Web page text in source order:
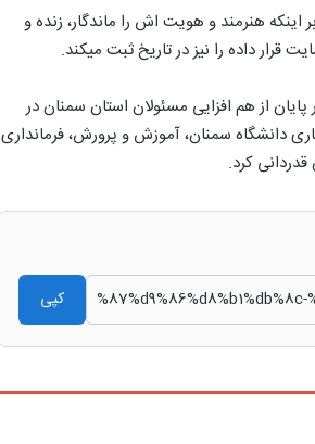
اینکه هنرمند و هویت اش را ماندگار، زنده و
قرار داده را نیز در تاریخ ثبت میکند.
از هم افزایی مسئولان استان سمنان در
دانشگاه سمنان، آموزش و پرورش، فرمانداری
کرد.
کپی